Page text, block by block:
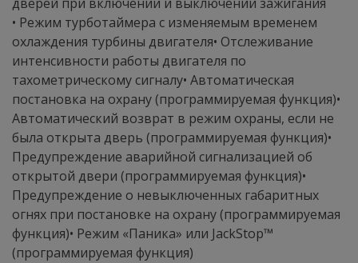
• Режим турботаймера с изменяемым временем
охлаждения турбины двигателя• Отслеживание
интенсивности работы двигателя по
тахометрическому сигналу• Автоматическая
постановка на охрану (программируемая функция)•
Автоматический возврат в режим охраны, если не
была открыта дверь (программируемая функция)•
Предупреждение аварийной сигнализацией об
открытой двери (программируемая функция)•
Предупреждение о невыключенных габаритных
огнях при постановке на охрану (программируемая
функция)• Режим «Паника» или JackStop™
(программируемая функция)